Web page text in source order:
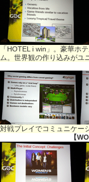
「HOTEL i win」。豪華ホ
ム。世界観の作り込みがユ
対戦プレイでコミュニケー
【